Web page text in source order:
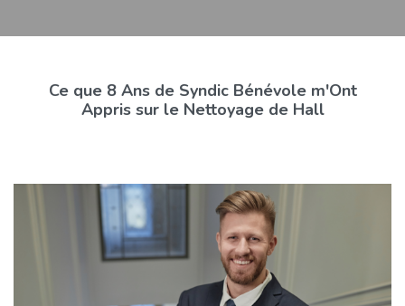
Ce que 8 Ans de Syndic Bénévole m'Ont
Appris sur le Nettoyage de Hall